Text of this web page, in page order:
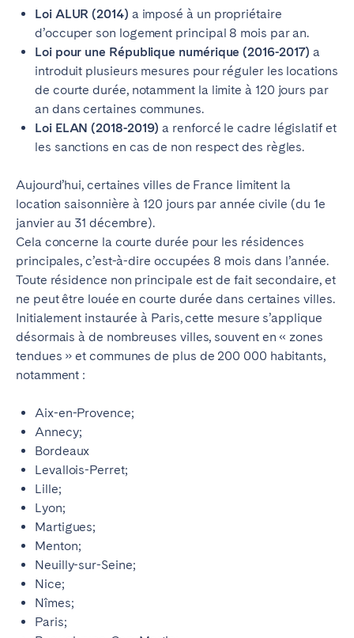
Loi ALUR (2014) a imposé à un propriétaire
d’occuper son logement principal 8 mois par an.
Loi pour une République numérique (2016-2017) a
introduit plusieurs mesures pour réguler les locations
de courte durée, notamment la limite à 120 jours par
an dans certaines communes.
Loi ELAN (2018-2019) a renforcé le cadre législatif et
les sanctions en cas de non respect des règles.
Aujourd’hui, certaines villes de France limitent la
location saisonnière à 120 jours par année civile (du 1e
janvier au 31 décembre).
Cela concerne la courte durée pour les résidences
principales, c’est-à-dire occupées 8 mois dans l’année.
Toute résidence non principale est de fait secondaire, et
ne peut être louée en courte durée dans certaines villes.
Initialement instaurée à Paris, cette mesure s’applique
désormais à de nombreuses villes, souvent en « zones
tendues » et communes de plus de 200 000 habitants,
notamment :
Aix-en-Provence;
Annecy;
Bordeaux
Levallois-Perret;
Lille;
Lyon;
Martigues;
Menton;
Neuilly-sur-Seine;
Nice;
Nîmes;
Paris;